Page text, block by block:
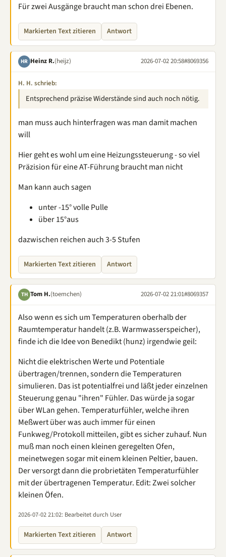
Für zwei Ausgänge braucht man schon drei Ebenen.
Markierten Text zitieren Antwort
HR Heinz R.(heijz) 2026-07-02 20:58#8069356
H. H. schrieb:
Entsprechend präzise Widerstände sind auch noch nötig.
man muss auch hinterfragen was man damit machen
will
Hier geht es wohl um eine Heizungssteuerung - so viel
Präzision für eine AT-Führung braucht man nicht
Man kann auch sagen
unter -15° volle Pulle
über 15°aus
dazwischen reichen auch 3-5 Stufen
Markierten Text zitieren Antwort
TH Tom H.(toemchen) 2026-07-02 21:01#8069357
Also wenn es sich um Temperaturen oberhalb der
Raumtemperatur handelt (z.B. Warmwasserspeicher),
finde ich die Idee von Benedikt (hunz) irgendwie geil:
Nicht die elektrischen Werte und Potentiale
übertragen/trennen, sondern die Temperaturen
simulieren. Das ist potentialfrei und läßt jeder einzelnen
Steuerung genau "ihren" Fühler. Das würde ja sogar
über WLan gehen. Temperaturfühler, welche ihren
Meßwert über was auch immer für einen
Funkweg/Protokoll mitteilen, gibt es sicher zuhauf. Nun
muß man noch einen kleinen geregelten Ofen,
meinetwegen sogar mit einem kleinen Peltier, bauen.
Der versorgt dann die probrietäten Temperaturfühler
mit der übertragenen Temperatur. Edit: Zwei solcher
kleinen Öfen.
2026-07-02 21:02: Bearbeitet durch User
Markierten Text zitieren Antwort